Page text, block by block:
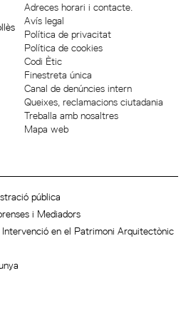
Adreces horari i contacte.
Avís legal
Política de privacitat
Política de cookies
Codi Ètic
Finestreta única
Canal de denúncies intern
Queixes, reclamacions ciutadania
Treballa amb nosaltres
Mapa web
pública
i Mediadors
en el Patrimoni Arquitectònic